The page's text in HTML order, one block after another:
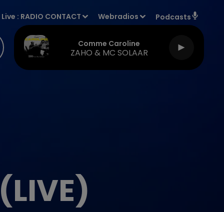
Live : RADIO CONTACT Webradios Podcasts
Comme Caroline
ZAHO & MC SOLAAR